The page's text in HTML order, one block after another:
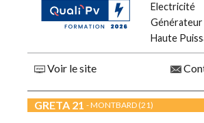
Electricité
Haute
Voir le site
GRETA 21 - MONTBARD (21)